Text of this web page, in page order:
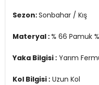
Üretim Yeri : Türkiye
Sezon:Sonbahar / Kış
Materyal :% 66 Pamuk
Yaka Bilgisi : Yarım
Kol Bilgisi : Uzun Kol